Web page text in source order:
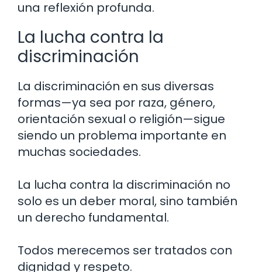
una reflexión profunda.
La lucha contra la
discriminación
La discriminación en sus diversas
formas—ya sea por raza, género,
orientación sexual o religión—sigue
siendo un problema importante en
muchas sociedades.
La lucha contra la discriminación no
solo es un deber moral, sino también
un derecho fundamental.
Todos merecemos ser tratados con
dignidad y respeto.